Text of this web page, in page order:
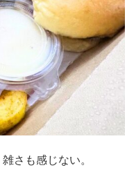
さも感じない。